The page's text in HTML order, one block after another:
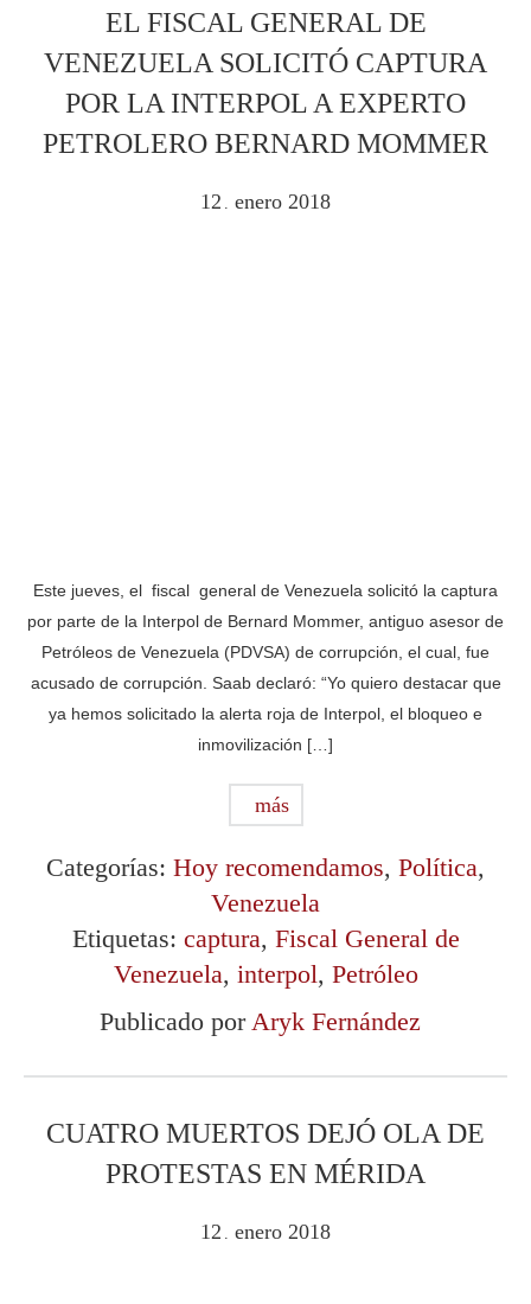
EL FISCAL GENERAL DE
VENEZUELA SOLICITÓ CAPTURA
POR LA INTERPOL A EXPERTO
PETROLERO BERNARD MOMMER
12 . enero 2018
Este jueves, el fiscal general de Venezuela solicitó la captura
por parte de la Interpol de Bernard Mommer, antiguo asesor de
Petróleos de Venezuela (PDVSA) de corrupción, el cual, fue
acusado de corrupción. Saab declaró: “Yo quiero destacar que
ya hemos solicitado la alerta roja de Interpol, el bloqueo e
inmovilización […]
más
Categorías: Hoy recomendamos, Política,
Venezuela
Etiquetas: captura, Fiscal General de
Venezuela, interpol, Petróleo
Publicado porAryk Fernández
CUATRO MUERTOS DEJÓ OLA DE
PROTESTAS EN MÉRIDA
12 . enero 2018